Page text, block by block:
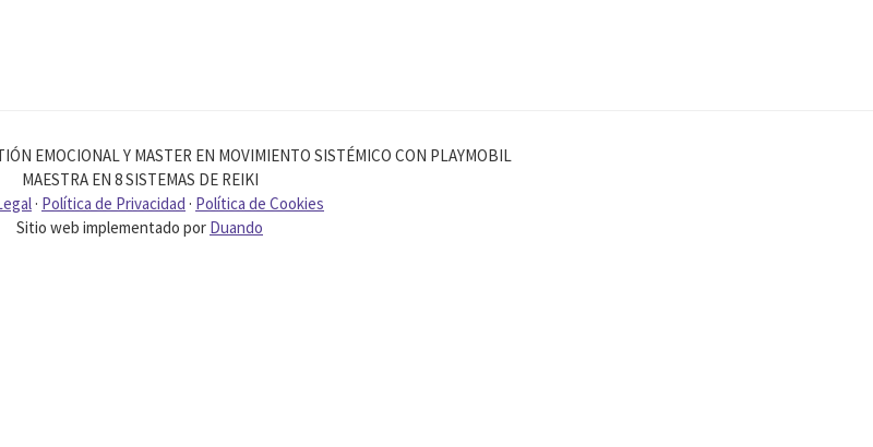
EMOCIONAL Y MASTER EN MOVIMIENTO SISTÉMICO CON PLAYMOBIL
MAESTRA EN 8 SISTEMAS DE REIKI
· Política de Privacidad · Política de Cookies
Sitio web implementado por Duando